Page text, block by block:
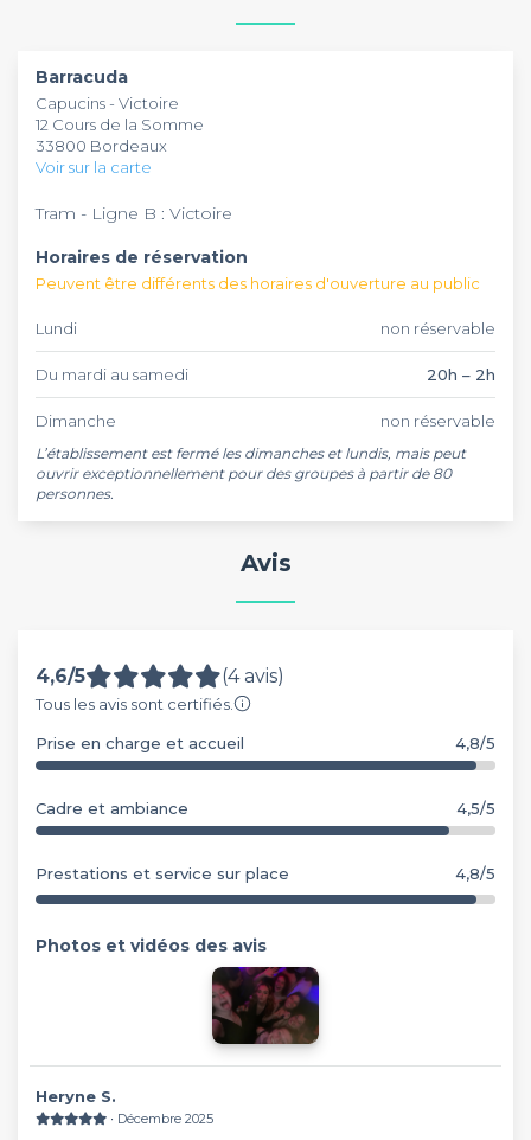
d'accueil et son ambiance festive en font le lieu parfait pour
vos célébrations en groupe au cœur de Bordeaux.
Barracuda
Capucins - Victoire
12 Cours de la Somme
33800 Bordeaux
Voir sur la carte
Tram - Ligne B : Victoire
Horaires de réservation
Peuvent être différents des horaires d'ouverture au public
Lundi non réservable
Du mardi au samedi 20h – 2h
Dimanche non réservable
L’établissement est fermé les dimanches et lundis, mais peut
ouvrir exceptionnellement pour des groupes à partir de 80
personnes.
Avis
4,6/5 (4 avis)
Tous les avis sont certifiés.
Prise en charge et accueil 4,8/5
Cadre et ambiance 4,5/5
Prestations et service sur place 4,8/5
Photos et vidéos des avis
Heryne S.
∙ Décembre 2025